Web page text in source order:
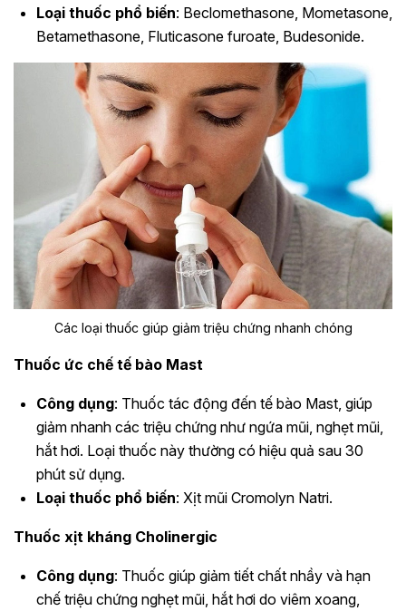
Loại thuốc phổ biến: Beclomethasone, Mometasone,
Betamethasone, Fluticasone furoate, Budesonide.
Các loại thuốc giúp giảm triệu chứng nhanh chóng
Thuốc ức chế tế bào Mast
Công dụng: Thuốc tác động đến tế bào Mast, giúp
giảm nhanh các triệu chứng như ngứa mũi, nghẹt mũi,
hắt hơi. Loại thuốc này thường có hiệu quả sau 30
phút sử dụng.
Loại thuốc phổ biến: Xịt mũi Cromolyn Natri.
Thuốc xịt kháng Cholinergic
Công dụng: Thuốc giúp giảm tiết chất nhầy và hạn
chế triệu chứng nghẹt mũi, hắt hơi do viêm xoang,